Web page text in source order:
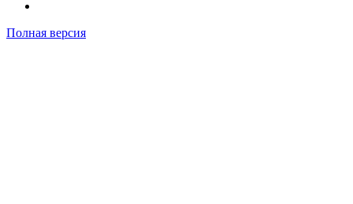
Полная версия